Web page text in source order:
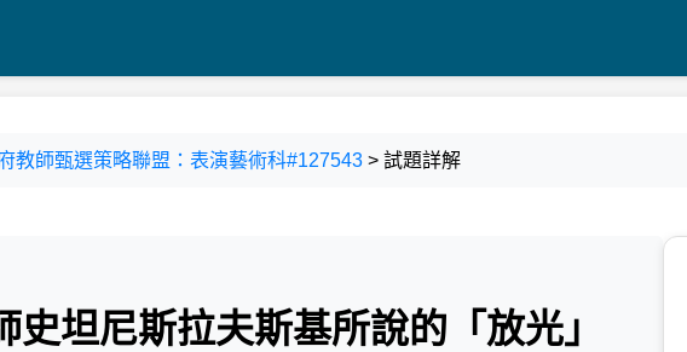
教師甄選策略聯盟：表演藝術科#127543 > 試題詳解
坦尼斯拉夫斯基所說的「放光」